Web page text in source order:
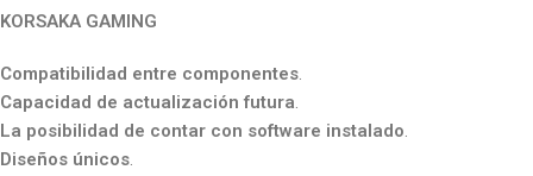
KORSAKA GAMING
Compatibilidad entre componentes.
Capacidad de actualización futura.
La posibilidad de contar con software instalado.
Diseños únicos.